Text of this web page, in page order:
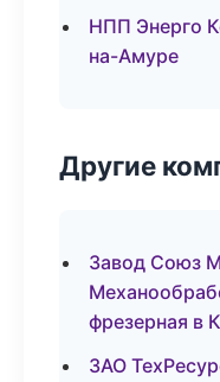
НПП Энерго
на-Амуре
Другие
Завод Союз
фрезерная в
ЗАО